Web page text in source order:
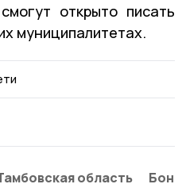
открыто писать
муниципалитетах.
область